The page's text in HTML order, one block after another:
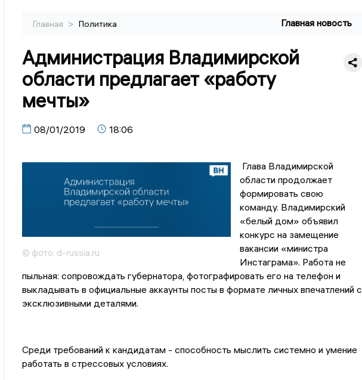
Главная > Политика Главная новость
Администрация Владимирской
области предлагает «работу
мечты»
08/01/2019 18:06
© фото: d-russia.ru
Глава Владимирской
области продолжает
формировать свою
команду. Владимирский
«белый дом» объявил
конкурс на замещение
вакансии «министра
Инстаграма». Работа не
пыльная: сопровождать губернатора, фотографировать его на телефон и
выкладывать в официальные аккаунты посты в формате личных впечатлений с
эксклюзивными деталями.
Среди требований к кандидатам - способность мыслить системно и умение
работать в стрессовых условиях.